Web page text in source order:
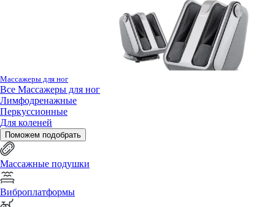
Массажеры для ног
Все Массажеры для ног
Лимфодренажные
Перкуссионные
Для коленей
Поможем подобрать
Массажные подушки
Виброплатформы